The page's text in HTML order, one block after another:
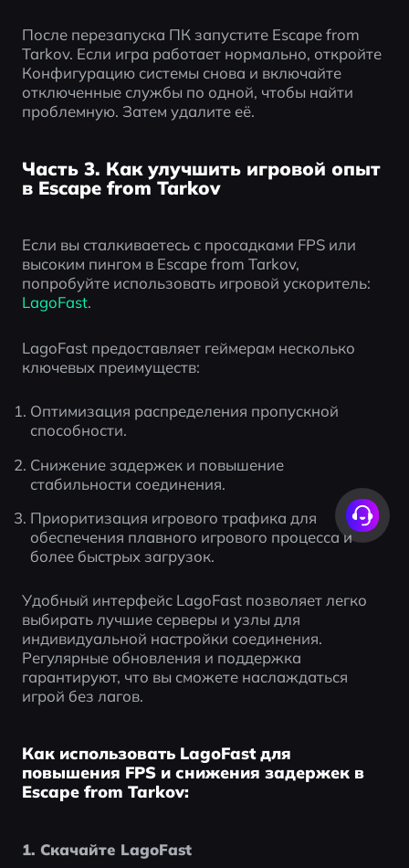
После перезапуска ПК запустите Escape from
Tarkov. Если игра работает нормально, откройте
Конфигурацию системы снова и включайте
отключенные службы по одной, чтобы найти
проблемную. Затем удалите её.
Часть 3. Как улучшить игровой опыт
в Escape from Tarkov
Если вы сталкиваетесь с просадками FPS или
высоким пингом в Escape from Tarkov,
попробуйте использовать игровой ускоритель:
LagoFast.
LagoFast предоставляет геймерам несколько
ключевых преимуществ:
Оптимизация распределения пропускной
способности.
Снижение задержек и повышение
стабильности соединения.
Приоритизация игрового трафика для
обеспечения плавного игрового процесса и
более быстрых загрузок.
Удобный интерфейс LagoFast позволяет легко
выбирать лучшие серверы и узлы для
индивидуальной настройки соединения.
Регулярные обновления и поддержка
гарантируют, что вы сможете наслаждаться
игрой без лагов.
Как использовать LagoFast для
повышения FPS и снижения задержек в
Escape from Tarkov:
1. Скачайте LagoFast